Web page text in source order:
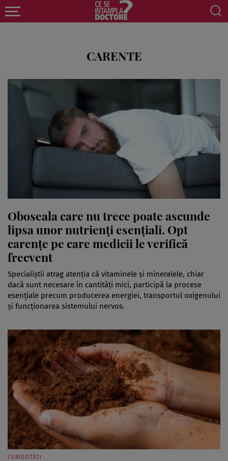
CARENTE
Oboseala care nu trece poate ascunde
lipsa unor nutrienți esențiali. Opt
carențe pe care medicii le verifică
frecvent
Specialiștii atrag atenția că vitaminele și mineralele, chiar
dacă sunt necesare în cantități mici, participă la procese
esențiale precum producerea energiei, transportul oxigenului
și funcționarea sistemului nervos.
CURIOZITĂȚI